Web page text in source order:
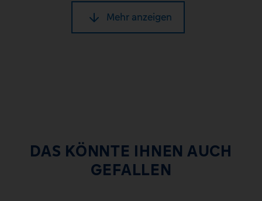
Mehr anzeigen
DAS KÖNNTE IHNEN AUCH
GEFALLEN